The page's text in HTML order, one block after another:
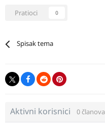
Pratioci 0
Spisak tema
Aktivni korisnici 0 članova